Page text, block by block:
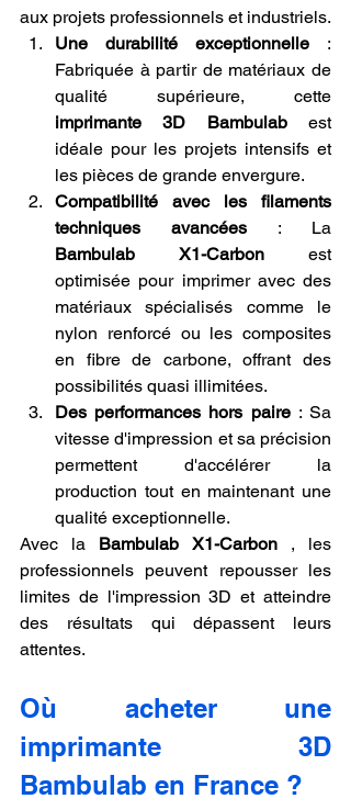
aux projets professionnels et industriels.
Une durabilité exceptionnelle :
Fabriquée à partir de matériaux de
imprimante 3D Bambulab est
idéale pour les projets intensifs et
les pièces de grande envergure.
Compatibilité avec les filaments
techniques avancées
Bambulab X1-Carbon est
optimisée pour imprimer avec des
matériaux spécialisés comme le
nylon renforcé ou les composites
en fibre de carbone, offrant des
possibilités quasi illimitées.
Des performances hors paire : Sa
vitesse d'impression et sa précision
permettent d'accélérer la
production tout en maintenant une
qualité exceptionnelle.
Avec la Bambulab X1-Carbon , les
professionnels peuvent repousser les
limites de l'impression 3D et atteindre
des résultats qui dépassent leurs
attentes.
Où acheter une
imprimante 3D
Bambulab en France ?